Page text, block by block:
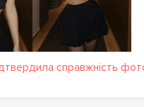
справжність